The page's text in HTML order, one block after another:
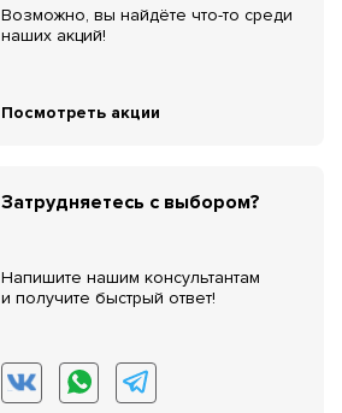
Возможно, вы найдёте что-то среди
наших акций!
Посмотреть акции
Затрудняетесь с выбором?
Напишите нашим консультантам
и получите быстрый ответ!